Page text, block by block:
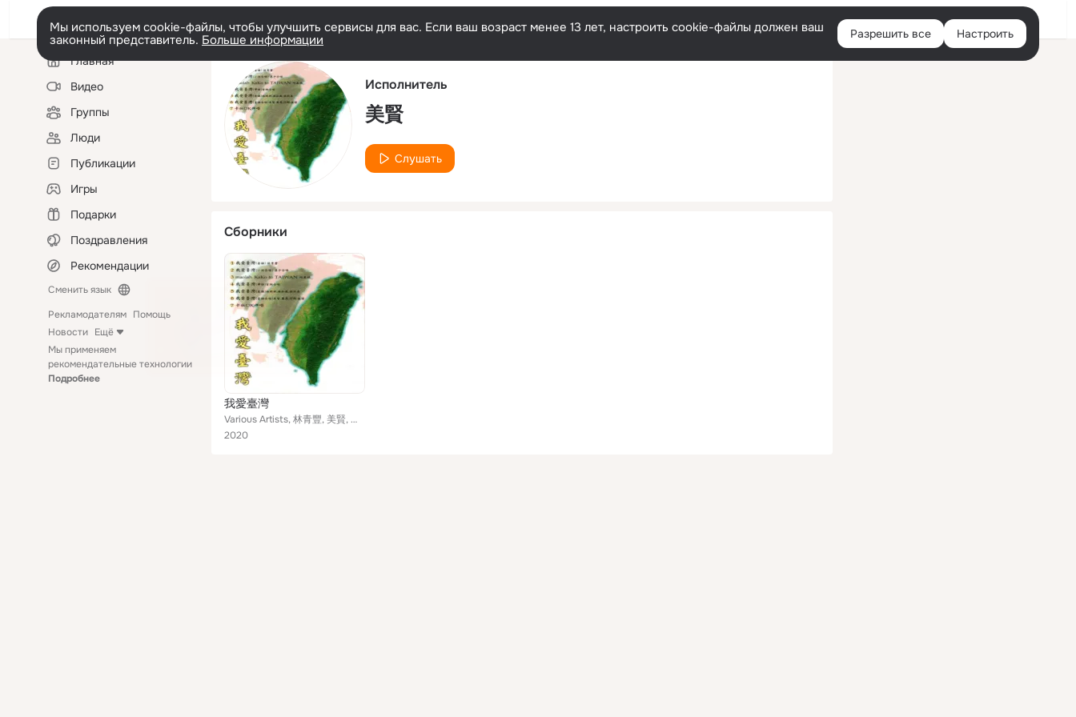
Русский Войти
Мы используем cookie-файлы, чтобы улучшить сервисы для вас. Если ваш возраст менее 13 лет, настроить cookie-файлы должен ваш
законный представитель. Больше информации Разрешить все Настроить
Левая
колонкаГлавная
Видео
Группы
Люди
Публикации
Игры
Подарки
Поздравления
Рекомендации
Сменить язык
Рекламодателям Помощь
Новости Ещё
Мы применяем
рекомендательные технологии
Подробнее
Исполнитель
美賢
Слушать
Сборники
我愛臺灣
Various Artists, 林青豐, 美賢, 幻象爵士樂團, 曾郁涵, 屏子合唱團, 萬花, 張明森, 蘇如鳳, 阿邦, 蘇如凰, 張明林, 俊傑, 陳育妹, 曾進光
2020